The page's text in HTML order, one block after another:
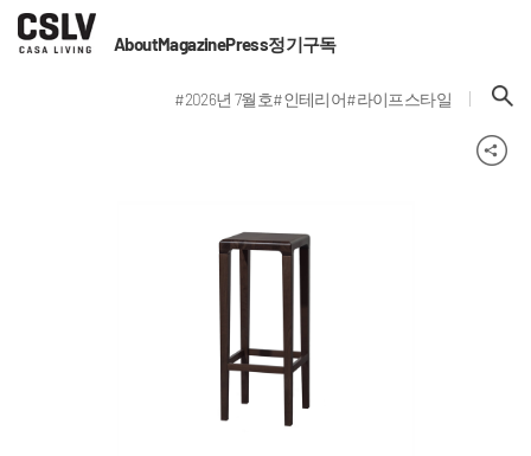
AboutMagazinePress정기구독
#2026년 7월호#인테리어#라이프스타일